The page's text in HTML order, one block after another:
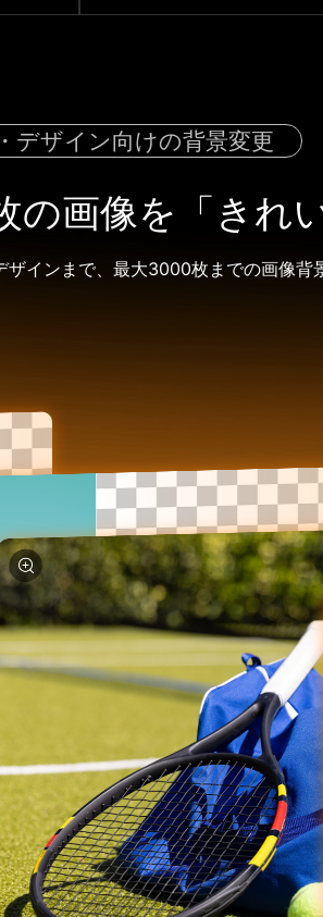
デザイン向けの背景変更
の画像を「きれ
インまで、最大3000枚までの画像背